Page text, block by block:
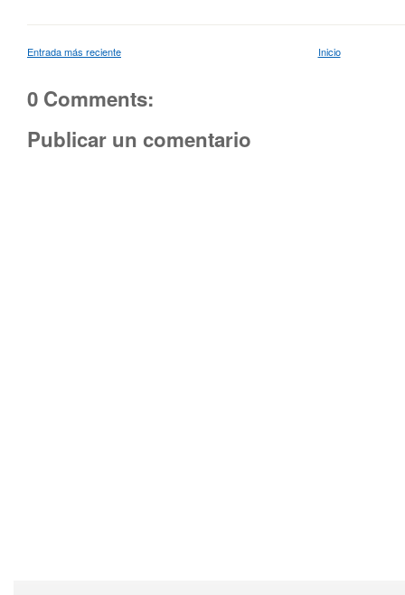
Entrada más reciente Inicio
0 Comments:
Publicar un comentario